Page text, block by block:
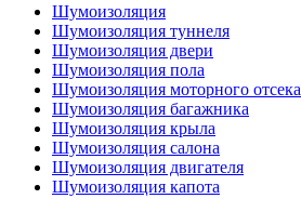
Шумоизоляция
Шумоизоляция туннеля
Шумоизоляция двери
Шумоизоляция пола
Шумоизоляция моторного отсека
Шумоизоляция багажника
Шумоизоляция крыла
Шумоизоляция салона
Шумоизоляция двигателя
Шумоизоляция капота